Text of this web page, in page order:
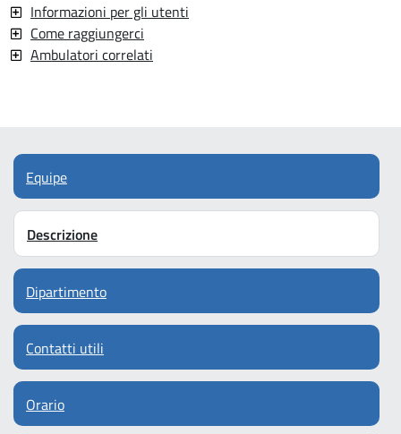
Informazioni per gli utenti
Come raggiungerci
Ambulatori correlati
Equipe
Descrizione
Dipartimento
Contatti utili
Orario